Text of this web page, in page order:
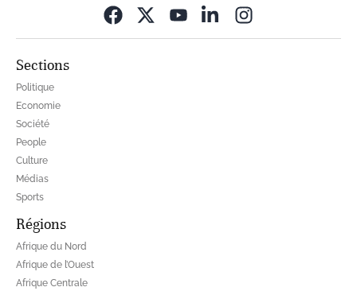
Sections
Politique
Economie
Société
People
Culture
Médias
Sports
Régions
Afrique du Nord
Afrique de l’Ouest
Afrique Centrale